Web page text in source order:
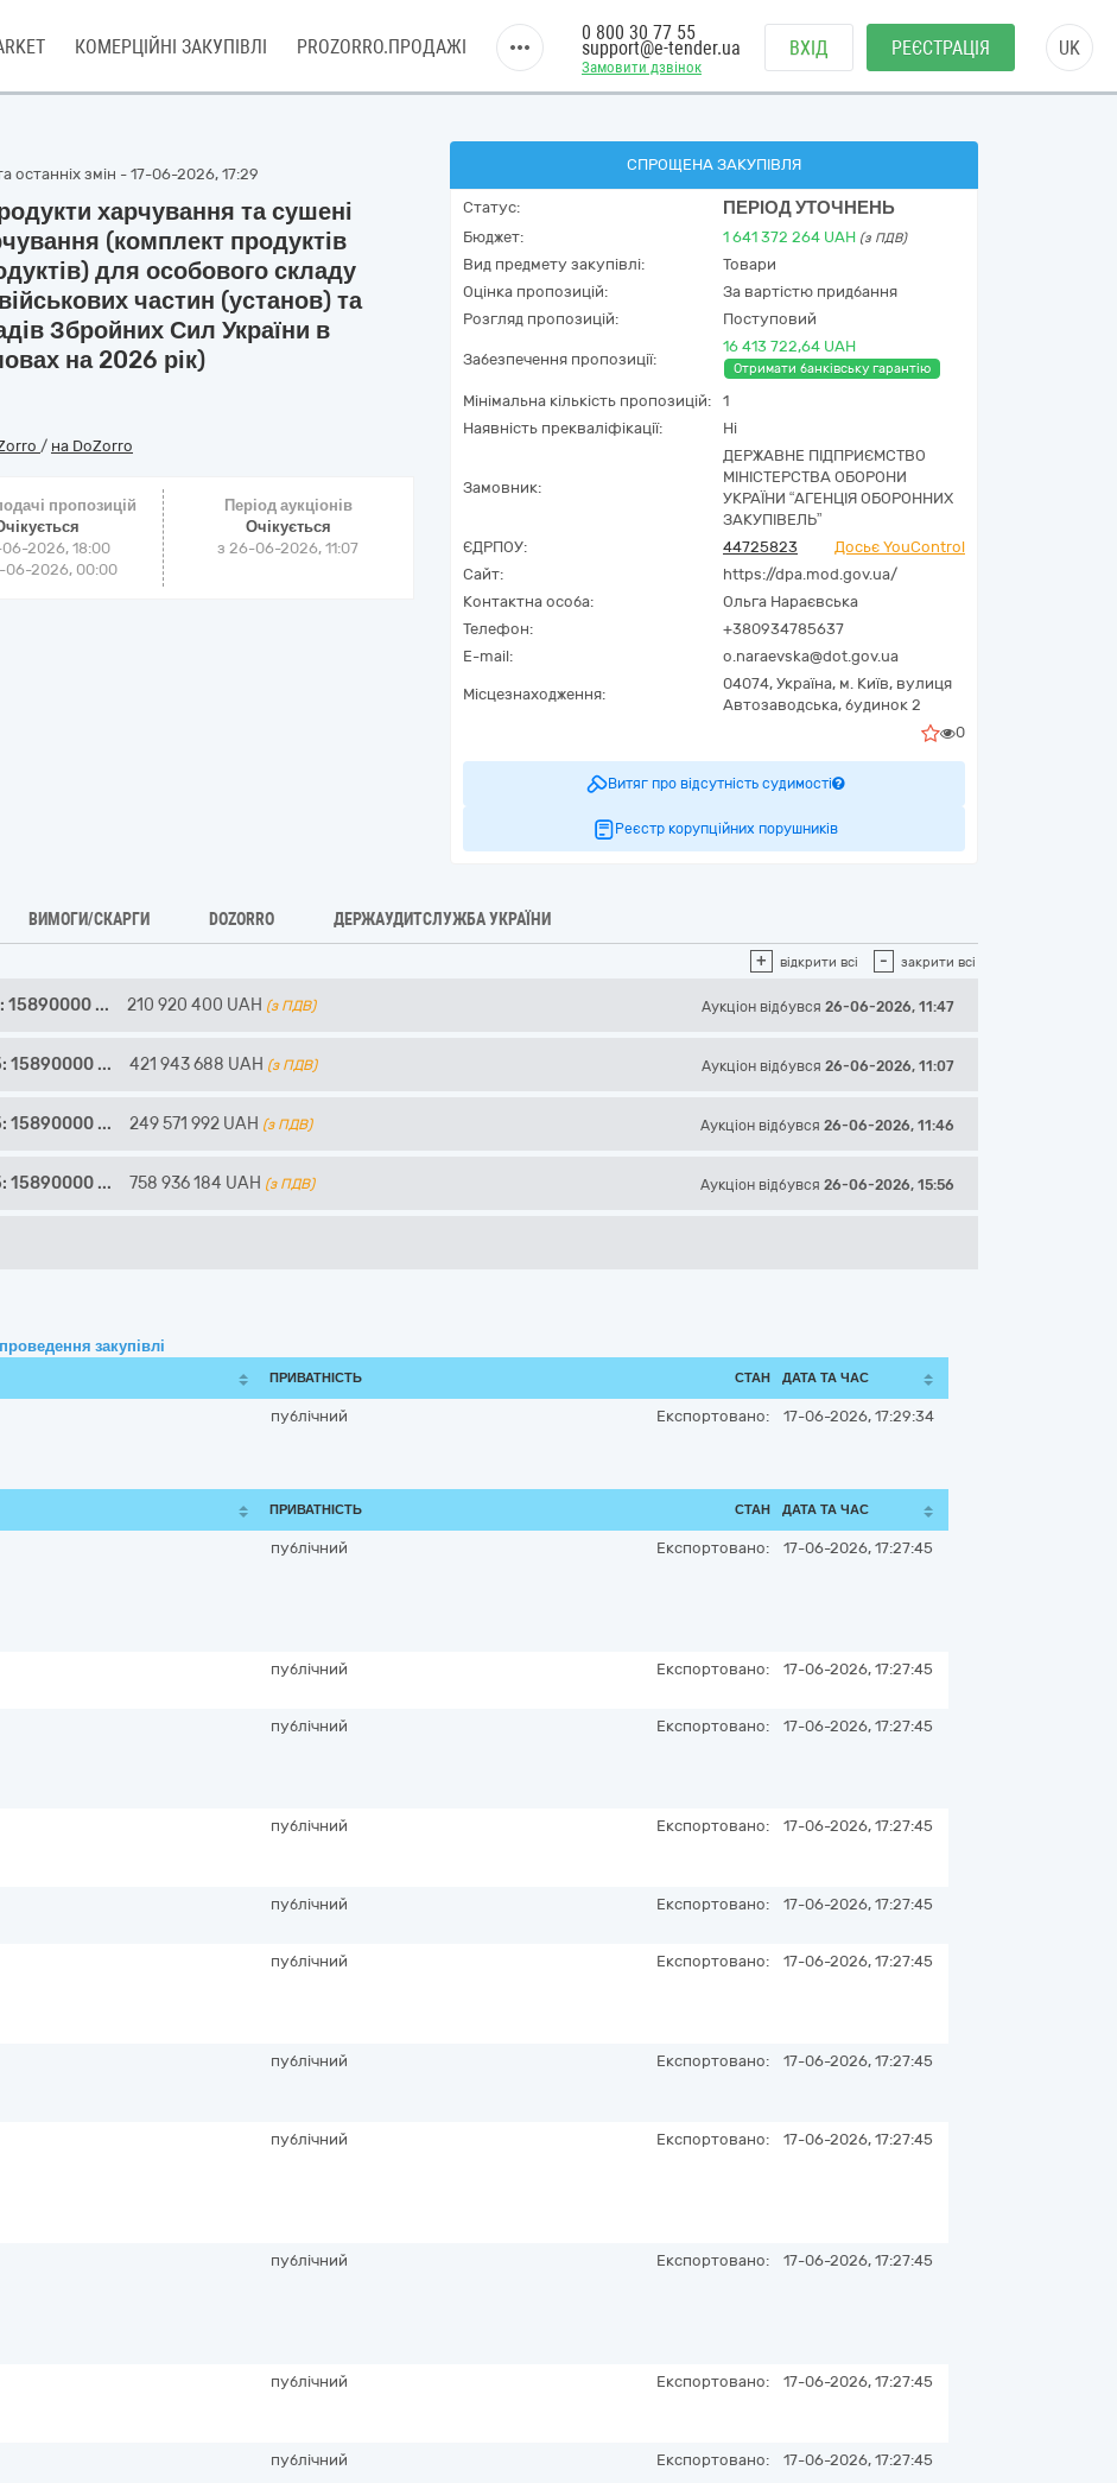
КОМЕРЦІЙНІ ЗАКУПІВЛІ PROZORRO.ПРОДАЖІ
Замовити дзвінок
0 800 30 77 55
support@e-tender.ua ВХІД РЕЄСТРАЦІЯ UK
останніх змін - 17-06-2026, 17:29
харчування та сушені
(комплект продуктів
для особового складу
частин (установ) та
Збройних Сил України в
на 2026 рік)
/ на DoZorro
пропозицій
2026, 18:00
06-2026, 00:00
Період аукціонів
Очікується
з26-06-2026, 11:07
СПРОЩЕНА ЗАКУПІВЛЯ
Статус: ПЕРІОД УТОЧНЕНЬ
Бюджет: 1 641 372 264 UAH (з ПДВ)
Вид предмету закупівлі:
Товари
Оцінка пропозицій:
За вартістю придбання
Розгляд пропозицій:
Поступовий
Забезпечення пропозиції:
16 413 722,64 UAH
Отримати банківську гарантію
Мінімальна кількість пропозицій:
1
Наявність прекваліфікації:
Ні
Замовник:
ДЕРЖАВНЕ ПІДПРИЄМСТВО
МІНІСТЕРСТВА ОБОРОНИ
УКРАЇНИ “АГЕНЦІЯ ОБОРОННИХ
ЗАКУПІВЕЛЬ”
ЄДРПОУ:
44725823
Досьє YouControl
Сайт:
https://dpa.mod.gov.ua/
Контактна особа:
Ольга Нараєвська
Телефон:
+380934785637
E-mail:
o.naraevska@dot.gov.ua
Місцезнаходження:
04074, Україна, м. Київ, вулиця
Автозаводська, будинок 2
0
Витяг про відсутність судимості
Реєстр корупційних порушників
ВИМОГИ/СКАРГИ DOZORRO ДЕРЖАУДИТСЛУЖБА УКРАЇНИ
+ відкрити всі - закрити всі
15890000 ... 210 920 400 UAH (з ПДВ) Аукціон відбувся 26-06-2026, 11:47
15890000 ... 421 943 688 UAH (з ПДВ) Аукціон відбувся 26-06-2026, 11:07
15890000 ... 249 571 992 UAH (з ПДВ) Аукціон відбувся 26-06-2026, 11:46
15890000 ... 758 936 184 UAH (з ПДВ) Аукціон відбувся 26-06-2026, 15:56
закупівлі
ПРИВАТНІСТЬ СТАН ДАТА ТА ЧАС
публічний Експортовано: 17-06-2026, 17:29:34
ПРИВАТНІСТЬ СТАН ДАТА ТА ЧАС
публічний Експортовано: 17-06-2026, 17:27:45
публічний Експортовано: 17-06-2026, 17:27:45
публічний Експортовано: 17-06-2026, 17:27:45
публічний Експортовано: 17-06-2026, 17:27:45
публічний Експортовано: 17-06-2026, 17:27:45
публічний Експортовано: 17-06-2026, 17:27:45
публічний Експортовано: 17-06-2026, 17:27:45
публічний Експортовано: 17-06-2026, 17:27:45
публічний Експортовано: 17-06-2026, 17:27:45
публічний Експортовано: 17-06-2026, 17:27:45
публічний Експортовано: 17-06-2026, 17:27:45